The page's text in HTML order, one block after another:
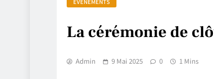
La cérémonie de
Admin 9 Mai 2025 0 1 Mins